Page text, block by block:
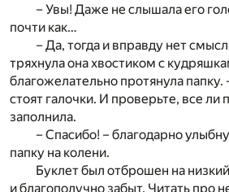
– Увы! Даже не слышала его
почти как…
– Да, тогда и вправду нет
тряхнула она хвостиком с
благожелательно протянула
стоят галочки. И проверьте, все ли
заполнила.
– Спасибо! – благодарно
папку на колени.
Буклет был отброшен на
и благополучно забыт. Читать про